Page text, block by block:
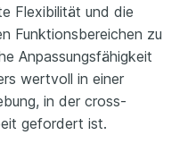
Flexibilität und die
Funktionsbereichen zu
Anpassungsfähigkeit
wertvoll in einer
in der cross-
gefordert ist.